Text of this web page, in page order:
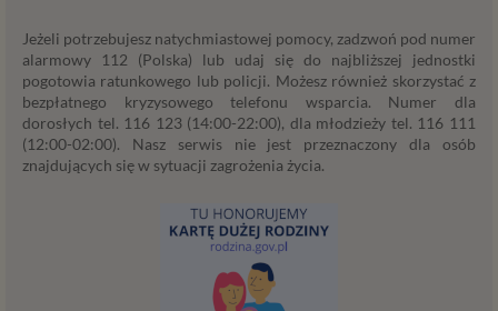
Jeżeli potrzebujesz natychmiastowej pomocy, zadzwoń pod numer
alarmowy 112 (Polska) lub udaj się do najbliższej jednostki
pogotowia ratunkowego lub policji. Możesz również skorzystać z
bezpłatnego kryzysowego telefonu wsparcia. Numer dla
dorosłych tel. 116 123 (14:00-22:00), dla młodzieży tel. 116 111
(12:00-02:00). Nasz serwis nie jest przeznaczony dla osób
znajdujących się w sytuacji zagrożenia życia.
danych do wykonania umowy – przez czas jej
wykonywania, a w przypadku, gdy podstawą
przetwarzania danych jest uzasadniony interes
administratora – do czasu istnienia tego uzasadnionego
interesu.
Administratorzy
Administratorami Twoich danych osobowych Psychology
Consulting Aneta Styńska właściciel serwisu
internetowego Psychorada.pl. Pełne dane administratora
możesz sprawdzić wchodząc na podstrone Kontakt.